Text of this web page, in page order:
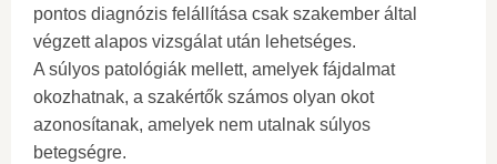
pontos diagnózis felállítása csak szakember által
végzett alapos vizsgálat után lehetséges.
A súlyos patológiák mellett, amelyek fájdalmat
okozhatnak, a szakértők számos olyan okot
azonosítanak, amelyek nem utalnak súlyos
betegségre.